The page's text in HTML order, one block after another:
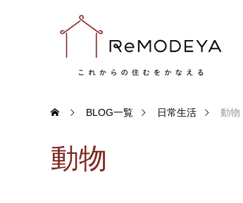
BLOG一覧 日常生活 動物
動物